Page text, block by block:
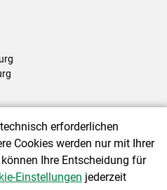
|Barrierefreiheit|
erforderlichen
Cookies werden nur mit Ihrer
Ihre Entscheidung für
Einstellungen jederzeit